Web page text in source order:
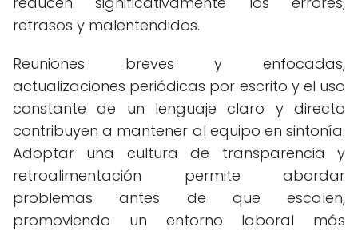
retrasos y malentendidos.
Reuniones breves y enfocadas,
actualizaciones periódicas por escrito y el uso
constante de un lenguaje claro y directo
contribuyen a mantener al equipo en sintonía.
Adoptar una cultura de transparencia y
retroalimentación permite abordar
problemas antes de que escalen,
promoviendo un entorno laboral más